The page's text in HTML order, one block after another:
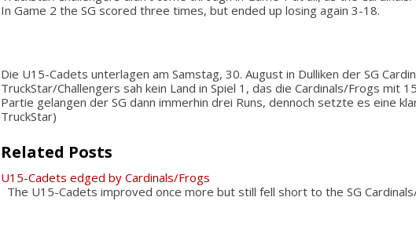
In Game 2 the SG scored three times, but ended up losing again 3-18.
Die U15-Cadets unterlagen am Samstag, 30. August in Dulliken der SG
TruckStar/Challengers sah kein Land in Spiel 1, das die Cardinals/Frogs mit
Partie gelangen der SG dann immerhin drei Runs, dennoch setzte es eine
TruckStar)
Related Posts
U15-Cadets edged by Cardinals/Frogs
The U15-Cadets improved once more but still fell short to the SG